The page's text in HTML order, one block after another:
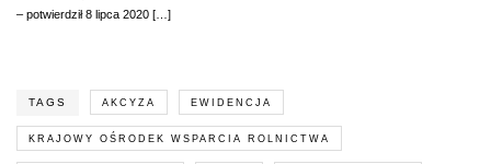
– potwierdził 8 lipca 2020 […]
TAGS AKCYZA EWIDENCJA
KRAJOWY OŚRODEK WSPARCIA ROLNICTWA